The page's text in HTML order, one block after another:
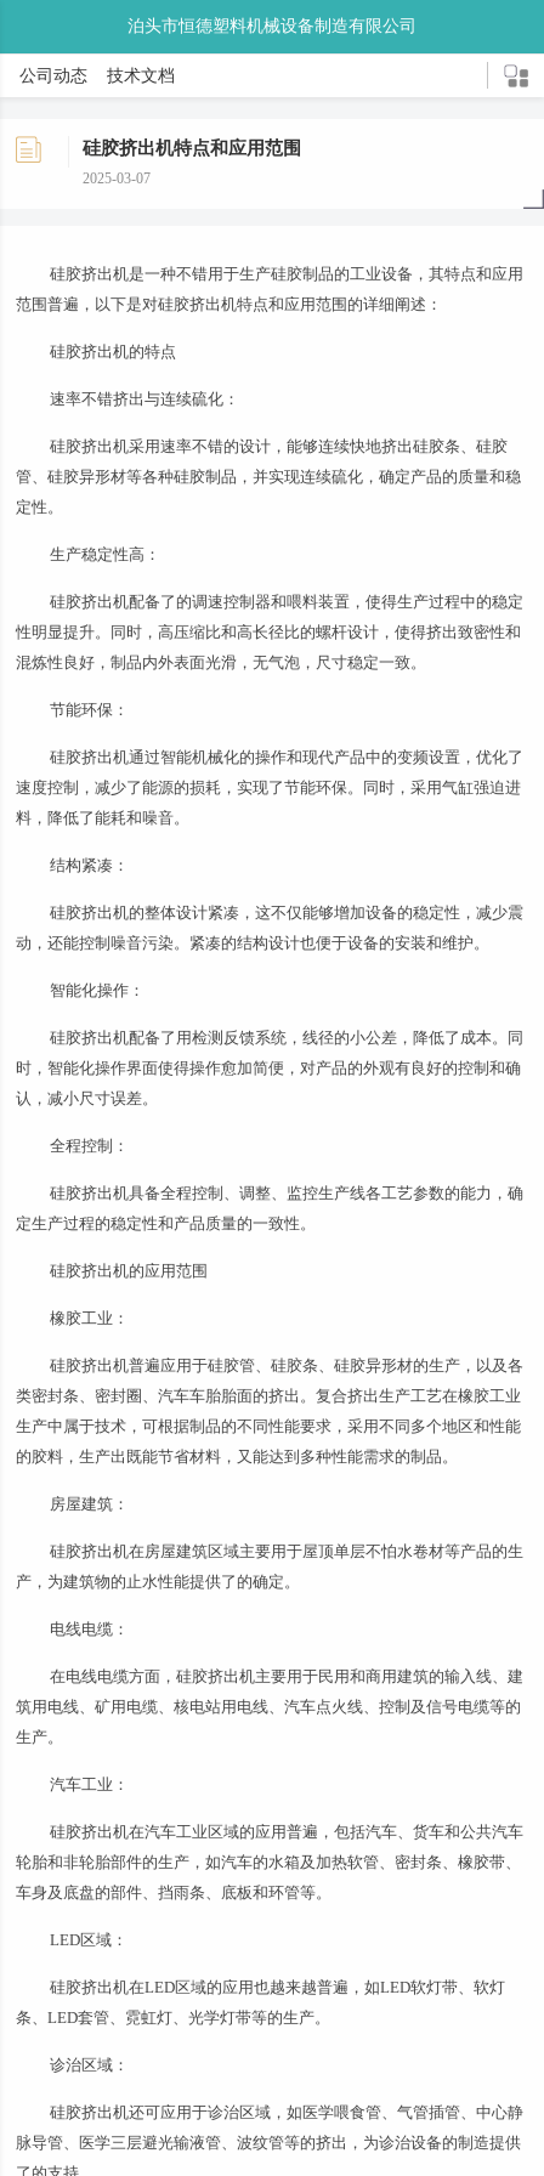
泊头市恒德塑料机械设备制造有限公司
公司动态 技术文档
硅胶挤出机特点和应用范围
2025-03-07
硅胶挤出机是一种不错用于生产硅胶制品的工业设备，其特点和应用
范围普遍，以下是对硅胶挤出机特点和应用范围的详细阐述：
硅胶挤出机的特点
速率不错挤出与连续硫化：
硅胶挤出机采用速率不错的设计，能够连续快地挤出硅胶条、硅胶
管、硅胶异形材等各种硅胶制品，并实现连续硫化，确定产品的质量和稳
定性。
生产稳定性高：
硅胶挤出机配备了的调速控制器和喂料装置，使得生产过程中的稳定
性明显提升。同时，高压缩比和高长径比的螺杆设计，使得挤出致密性和
混炼性良好，制品内外表面光滑，无气泡，尺寸稳定一致。
节能环保：
硅胶挤出机通过智能机械化的操作和现代产品中的变频设置，优化了
速度控制，减少了能源的损耗，实现了节能环保。同时，采用气缸强迫进
料，降低了能耗和噪音。
结构紧凑：
硅胶挤出机的整体设计紧凑，这不仅能够增加设备的稳定性，减少震
动，还能控制噪音污染。紧凑的结构设计也便于设备的安装和维护。
智能化操作：
硅胶挤出机配备了用检测反馈系统，线径的小公差，降低了成本。同
时，智能化操作界面使得操作愈加简便，对产品的外观有良好的控制和确
认，减小尺寸误差。
全程控制：
硅胶挤出机具备全程控制、调整、监控生产线各工艺参数的能力，确
定生产过程的稳定性和产品质量的一致性。
硅胶挤出机的应用范围
橡胶工业：
硅胶挤出机普遍应用于硅胶管、硅胶条、硅胶异形材的生产，以及各
类密封条、密封圈、汽车车胎胎面的挤出。复合挤出生产工艺在橡胶工业
生产中属于技术，可根据制品的不同性能要求，采用不同多个地区和性能
的胶料，生产出既能节省材料，又能达到多种性能需求的制品。
房屋建筑：
硅胶挤出机在房屋建筑区域主要用于屋顶单层不怕水卷材等产品的生
产，为建筑物的止水性能提供了的确定。
电线电缆：
在电线电缆方面，硅胶挤出机主要用于民用和商用建筑的输入线、建
筑用电线、矿用电缆、核电站用电线、汽车点火线、控制及信号电缆等的
生产。
汽车工业：
硅胶挤出机在汽车工业区域的应用普遍，包括汽车、货车和公共汽车
轮胎和非轮胎部件的生产，如汽车的水箱及加热软管、密封条、橡胶带、
车身及底盘的部件、挡雨条、底板和环管等。
LED区域：
硅胶挤出机在LED区域的应用也越来越普遍，如LED软灯带、软灯
条、LED套管、霓虹灯、光学灯带等的生产。
诊治区域：
硅胶挤出机还可应用于诊治区域，如医学喂食管、气管插管、中心静
脉导管、医学三层避光输液管、波纹管等的挤出，为诊治设备的制造提供